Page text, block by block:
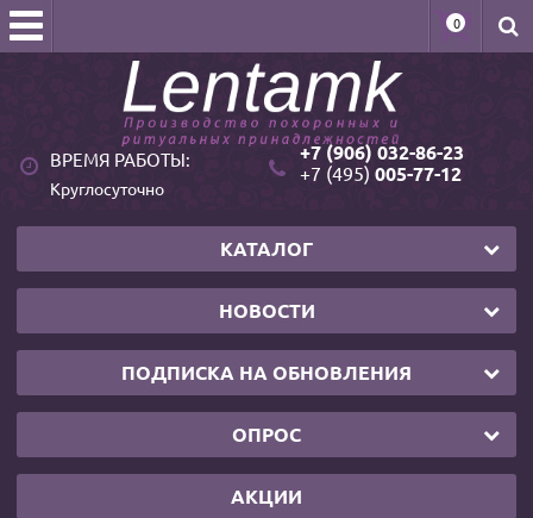
0
ВРЕМЯ РАБОТЫ:
Круглосуточно
+7 (906) 032-86-23
+7 (495) 005-77-12
КАТАЛОГ
НОВОСТИ
ПОДПИСКА НА ОБНОВЛЕНИЯ
ОПРОС
АКЦИИ